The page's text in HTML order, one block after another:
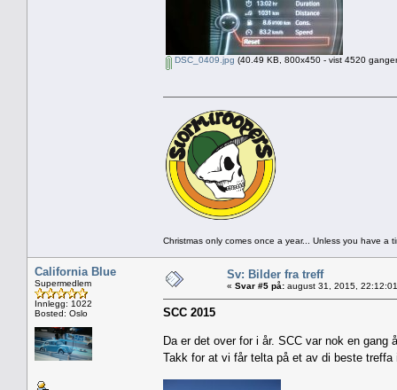
DSC_0409.jpg (40.49 KB, 800x450 - vist 4520
Christmas only comes once a year... Unless you have a
California Blue
Supermedlem
Innlegg: 1022
Bosted: Oslo
Sv: Bilder fra treff
« Svar #5 på: august 31, 2015,
SCC 2015
Da er det over for i år. SCC var nok en gang
Takk for at vi får telta på et av di beste